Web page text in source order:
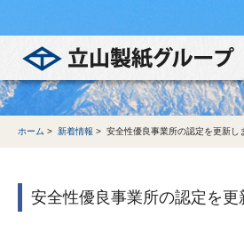
ホーム > 新着情報 > 安全性優良事業所の認定を更新し
安全性優良事業所の認定を更